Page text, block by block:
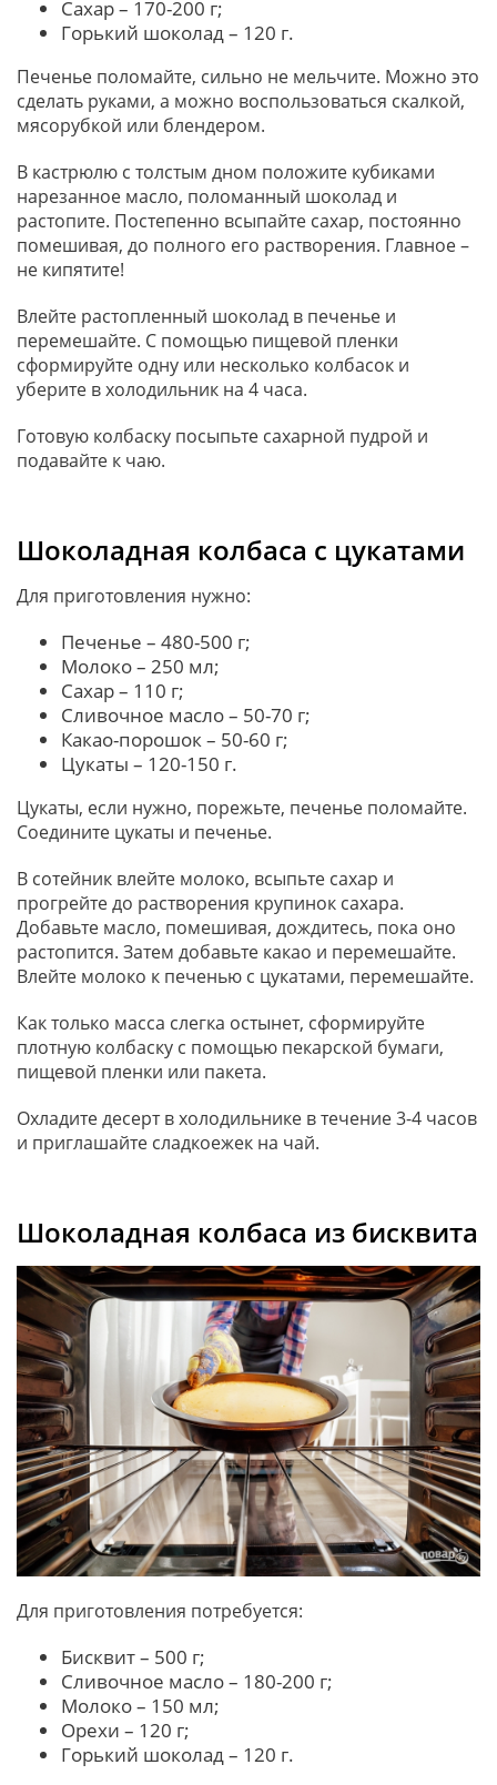
Сахар – 170-200 г;
Горький шоколад – 120 г.
Печенье поломайте, сильно не мельчите. Можно это
сделать руками, а можно воспользоваться скалкой,
мясорубкой или блендером.
В кастрюлю с толстым дном положите кубиками
нарезанное масло, поломанный шоколад и
растопите. Постепенно всыпайте сахар, постоянно
помешивая, до полного его растворения. Главное –
не кипятите!
Влейте растопленный шоколад в печенье и
перемешайте. С помощью пищевой пленки
сформируйте одну или несколько колбасок и
уберите в холодильник на 4 часа.
Готовую колбаску посыпьте сахарной пудрой и
подавайте к чаю.
Шоколадная колбаса с цукатами
Для приготовления нужно:
Печенье – 480-500 г;
Молоко – 250 мл;
Сахар – 110 г;
Сливочное масло – 50-70 г;
Какао-порошок – 50-60 г;
Цукаты – 120-150 г.
Цукаты, если нужно, порежьте, печенье поломайте.
Соедините цукаты и печенье.
В сотейник влейте молоко, всыпьте сахар и
прогрейте до растворения крупинок сахара.
Добавьте масло, помешивая, дождитесь, пока оно
растопится. Затем добавьте какао и перемешайте.
Влейте молоко к печенью с цукатами, перемешайте.
Как только масса слегка остынет, сформируйте
плотную колбаску с помощью пекарской бумаги,
пищевой пленки или пакета.
Охладите десерт в холодильнике в течение 3-4 часов
и приглашайте сладкоежек на чай.
Шоколадная колбаса из бисквита
Для приготовления потребуется:
Бисквит – 500 г;
Сливочное масло – 180-200 г;
Молоко – 150 мл;
Орехи – 120 г;
Горький шоколад – 120 г.